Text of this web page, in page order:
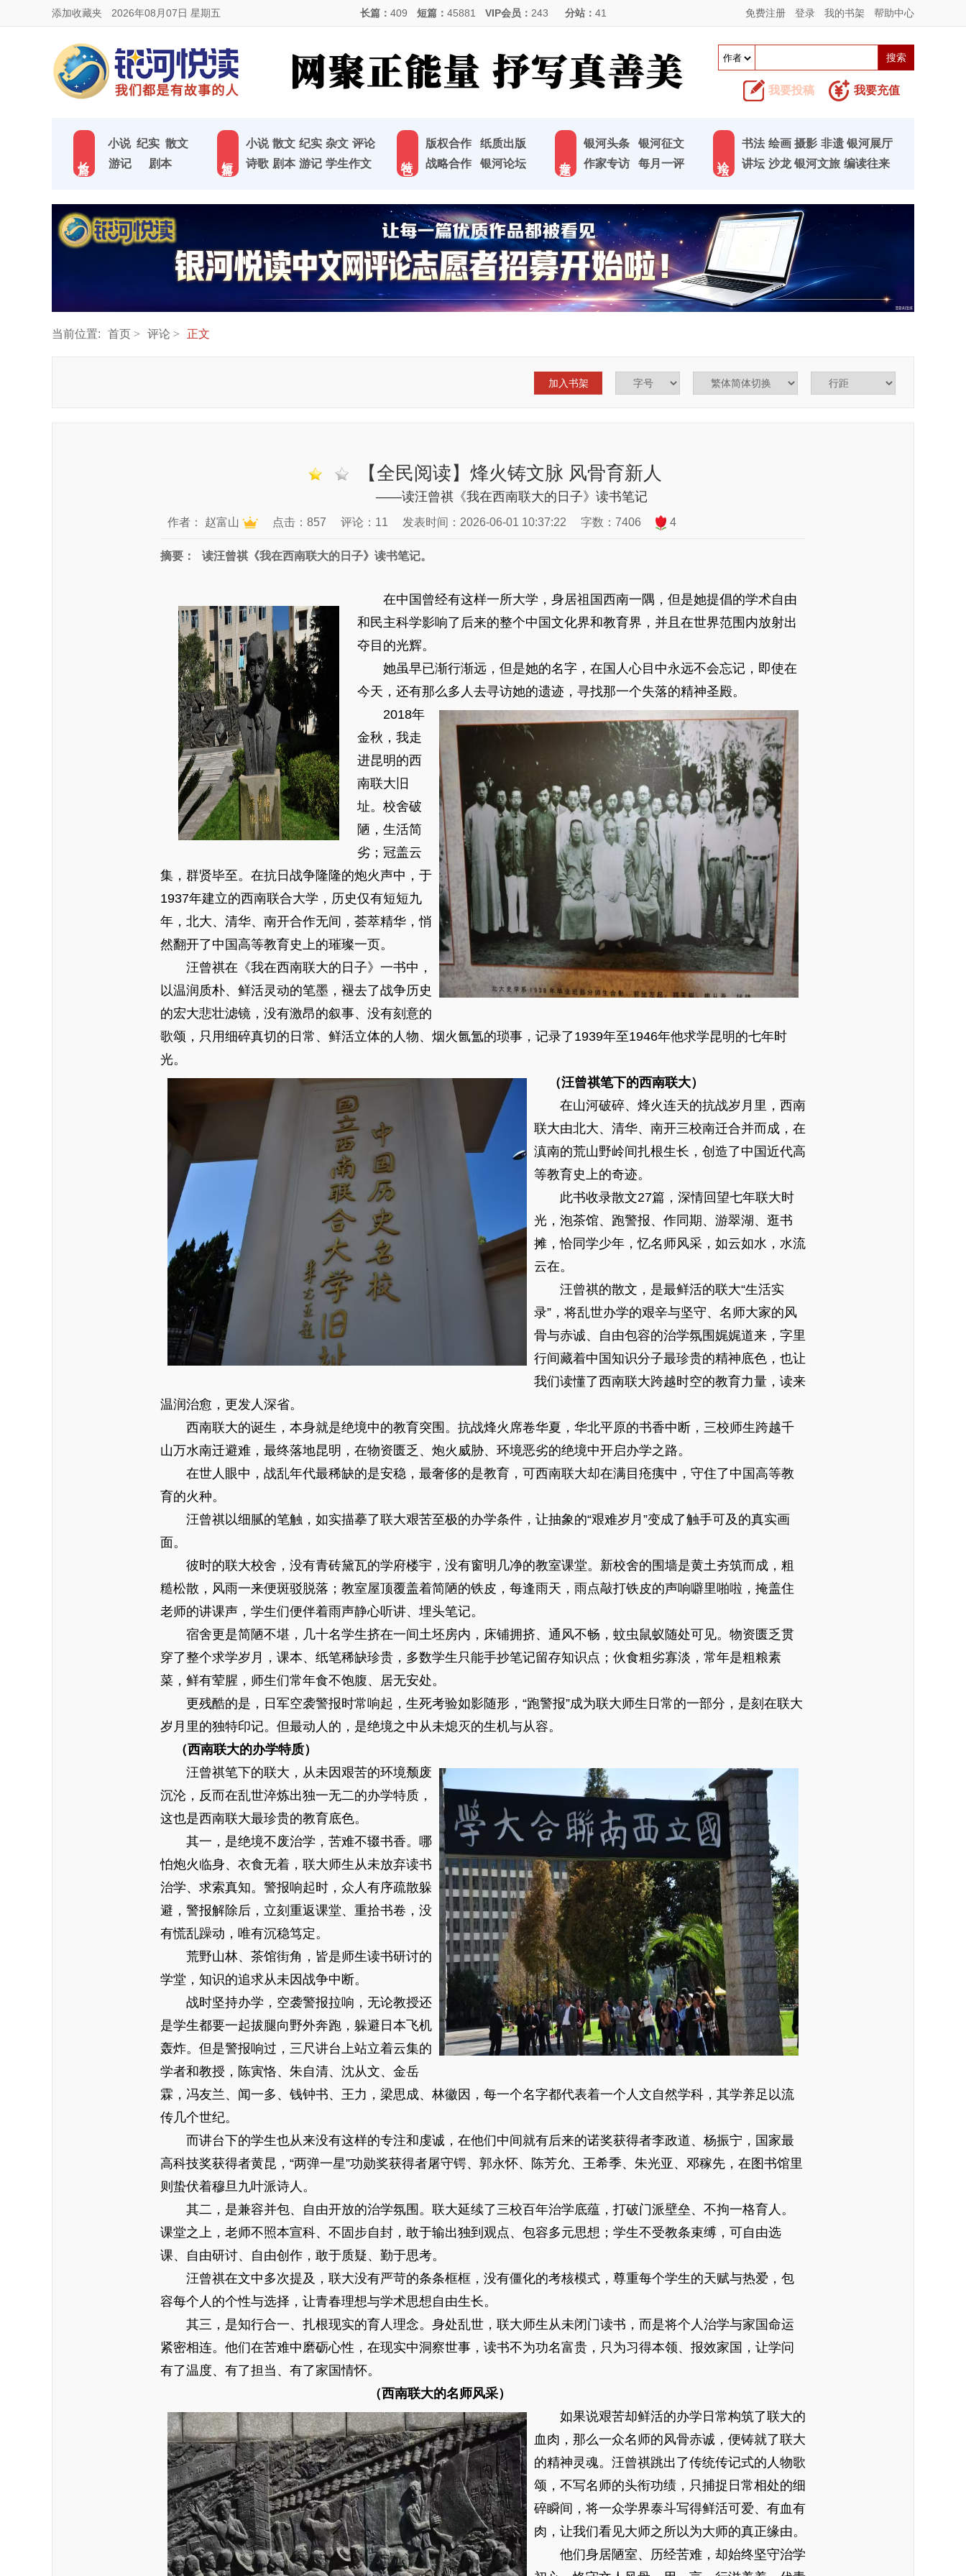
添加收藏夹 2026年08月07日 星期五 长篇： 409 短篇： 45881 VIP会员： 243 分站： 41 免费注册 登录 我的书架 帮助中心
我要投稿 我要充值
小说 纪实 散文
游记
剧本
小说 散文 纪实 杂文 评论
诗歌 剧本 游记 学生作文
版权合作
纸质出版
战略合作
银河论坛
银河头条
银河征文
作家专访
每月一评
书法 绘画 摄影 非遗 银河展厅
讲坛 沙龙 银河文旅 编读往来
当前位置: 首页 评论 正文
加入书架
【全民阅读】烽火铸文脉 风骨育新人
——读汪曾祺《我在西南联大的日子》读书笔记
作者： 赵富山 点击：857 评论：11 发表时间：2026-06-01 10:37:22 字数：7406 4
摘要： 读汪曾祺《我在西南联大的日子》读书笔记。
在中国曾经有这样一所大学，身居祖国西南一隅，但是她提倡的学术自由
和民主科学影响了后来的整个中国文化界和教育界，并且在世界范围内放射出
夺目的光辉。
她虽早已渐行渐远，但是她的名字，在国人心目中永远不会忘记，即使在
今天，还有那么多人去寻访她的遗迹，寻找那一个失落的精神圣殿。
2018年
金秋，我走
进昆明的西
南联大旧
址。校舍破
陋，生活简
劣；冠盖云
集，群贤毕至。在抗日战争隆隆的炮火声中，于
1937年建立的西南联合大学，历史仅有短短九
年，北大、清华、南开合作无间，荟萃精华，悄
然翻开了中国高等教育史上的璀璨一页。
汪曾祺在《我在西南联大的日子》一书中，
以温润质朴、鲜活灵动的笔墨，褪去了战争历史
的宏大悲壮滤镜，没有激昂的叙事、没有刻意的
歌颂，只用细碎真切的日常、鲜活立体的人物、烟火氤氲的琐事，记录了1939年至1946年他求学昆明的七年时
光。
（汪曾祺笔下的西南联大）
在山河破碎、烽火连天的抗战岁月里，西南
联大由北大、清华、南开三校南迁合并而成，在
滇南的荒山野岭间扎根生长，创造了中国近代高
等教育史上的奇迹。
此书收录散文27篇，深情回望七年联大时
光，泡茶馆、跑警报、作同期、游翠湖、逛书
摊，恰同学少年，忆名师风采，如云如水，水流
云在。
汪曾祺的散文，是最鲜活的联大“生活实
录”，将乱世办学的艰辛与坚守、名师大家的风
骨与赤诚、自由包容的治学氛围娓娓道来，字里
行间藏着中国知识分子最珍贵的精神底色，也让
我们读懂了西南联大跨越时空的教育力量，读来
温润治愈，更发人深省。
西南联大的诞生，本身就是绝境中的教育突围。抗战烽火席卷华夏，华北平原的书香中断，三校师生跨越千
山万水南迁避难，最终落地昆明，在物资匮乏、炮火威胁、环境恶劣的绝境中开启办学之路。
在世人眼中，战乱年代最稀缺的是安稳，最奢侈的是教育，可西南联大却在满目疮痍中，守住了中国高等教
育的火种。
汪曾祺以细腻的笔触，如实描摹了联大艰苦至极的办学条件，让抽象的“艰难岁月”变成了触手可及的真实画
面。
彼时的联大校舍，没有青砖黛瓦的学府楼宇，没有窗明几净的教室课堂。新校舍的围墙是黄土夯筑而成，粗
糙松散，风雨一来便斑驳脱落；教室屋顶覆盖着简陋的铁皮，每逢雨天，雨点敲打铁皮的声响噼里啪啦，掩盖住
老师的讲课声，学生们便伴着雨声静心听讲、埋头笔记。
宿舍更是简陋不堪，几十名学生挤在一间土坯房内，床铺拥挤、通风不畅，蚊虫鼠蚁随处可见。物资匮乏贯
穿了整个求学岁月，课本、纸笔稀缺珍贵，多数学生只能手抄笔记留存知识点；伙食粗劣寡淡，常年是粗粮素
菜，鲜有荤腥，师生们常年食不饱腹、居无安处。
更残酷的是，日军空袭警报时常响起，生死考验如影随形，“跑警报”成为联大师生日常的一部分，是刻在联大
岁月里的独特印记。但最动人的，是绝境之中从未熄灭的生机与从容。
（西南联大的办学特质）
汪曾祺笔下的联大，从未因艰苦的环境颓废
沉沦，反而在乱世淬炼出独一无二的办学特质，
这也是西南联大最珍贵的教育底色。
其一，是绝境不废治学，苦难不辍书香。哪
怕炮火临身、衣食无着，联大师生从未放弃读书
治学、求索真知。警报响起时，众人有序疏散躲
避，警报解除后，立刻重返课堂、重拾书卷，没
有慌乱躁动，唯有沉稳笃定。
荒野山林、茶馆街角，皆是师生读书研讨的
学堂，知识的追求从未因战争中断。
战时坚持办学，空袭警报拉响，无论教授还
是学生都要一起拔腿向野外奔跑，躲避日本飞机
轰炸。但是警报响过，三尺讲台上站立着云集的
学者和教授，陈寅恪、朱自清、沈从文、金岳
霖，冯友兰、闻一多、钱钟书、王力，梁思成、林徽因，每一个名字都代表着一个人文自然学科，其学养足以流
传几个世纪。
而讲台下的学生也从来没有这样的专注和虔诚，在他们中间就有后来的诺奖获得者李政道、杨振宁，国家最
高科技奖获得者黄昆，“两弹一星”功勋奖获得者屠守锷、郭永怀、陈芳允、王希季、朱光亚、邓稼先，在图书馆里
则蛰伏着穆旦九叶派诗人。
其二，是兼容并包、自由开放的治学氛围。联大延续了三校百年治学底蕴，打破门派壁垒、不拘一格育人。
课堂之上，老师不照本宣科、不固步自封，敢于输出独到观点、包容多元思想；学生不受教条束缚，可自由选
课、自由研讨、自由创作，敢于质疑、勤于思考。
汪曾祺在文中多次提及，联大没有严苛的条条框框，没有僵化的考核模式，尊重每个学生的天赋与热爱，包
容每个人的个性与选择，让青春理想与学术思想自由生长。
其三，是知行合一、扎根现实的育人理念。身处乱世，联大师生从未闭门读书，而是将个人治学与家国命运
紧密相连。他们在苦难中磨砺心性，在现实中洞察世事，读书不为功名富贵，只为习得本领、报效家国，让学问
有了温度、有了担当、有了家国情怀。
（西南联大的名师风采）
如果说艰苦却鲜活的办学日常构筑了联大的
血肉，那么一众名师的风骨赤诚，便铸就了联大
的精神灵魂。汪曾祺跳出了传统传记式的人物歌
颂，不写名师的头衔功绩，只捕捉日常相处的细
碎瞬间，将一众学界泰斗写得鲜活可爱、有血有
肉，让我们看见大师之所以为大师的真正缘由。
他们身居陋室、历经苦难，却始终坚守治学